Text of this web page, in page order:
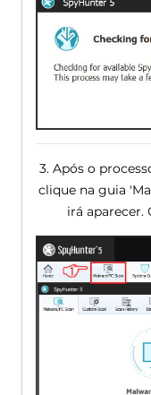
3. Após o
clique na guia
irá aparecer.